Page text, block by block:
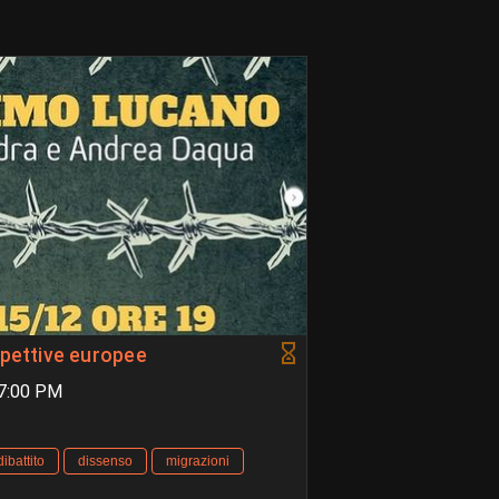
europee
PM
dissenso migrazioni